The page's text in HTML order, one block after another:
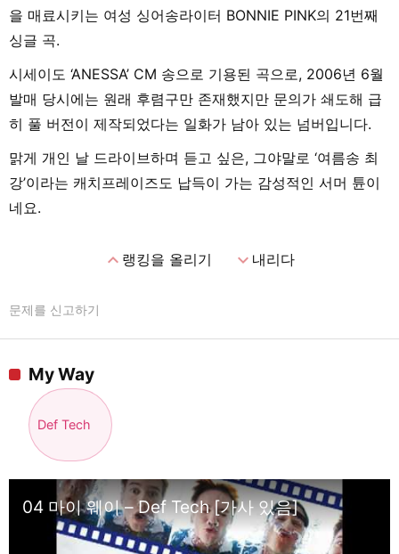
을 매료시키는 여성 싱어송라이터 BONNIE PINK의 21번째
싱글 곡.
시세이도 ‘ANESSA’ CM 송으로 기용된 곡으로, 2006년 6월
발매 당시에는 원래 후렴구만 존재했지만 문의가 쇄도해 급
히 풀 버전이 제작되었다는 일화가 남아 있는 넘버입니다.
맑게 개인 날 드라이브하며 듣고 싶은, 그야말로 ‘여름송 최
강’이라는 캐치프레이즈도 납득이 가는 감성적인 서머 튠이
네요.
expand_less랭킹을 올리기 expand_more내리다
문제를 신고하기
My Way
Def Tech
04 마이 웨이 – Def Tech [가사 있음]